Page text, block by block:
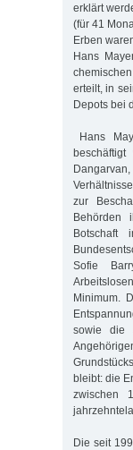
erklärt
(für 41
Erben
Hans
erteilt, in
Depots bei
Hans
zur
Behörden
Botschaft
Sofie
Minimum.
sowie die
bleibt: die
zwischen
Die seit